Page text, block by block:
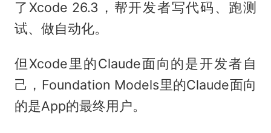
了Xcode 26.3，帮开发者写代码、跑测
试、做自动化。
但Xcode里的Claude面向的是开发者自
己，Foundation Models里的Claude面向
的是App的最终用户。